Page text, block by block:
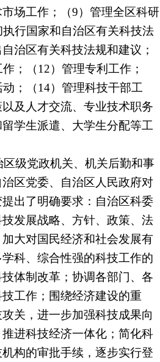
场工作；（9）管理全区科研
行国家和自治区有关科技法
治区有关科技法规和建议；
；（12）管理专利工作；
动；（14）管理科技干部工
及人才交流、专业技术职务
学生派遣、大学生分配等工
区级党政机关、机关后勤和事
区党委、自治区人民政府对
出了明确要求：自治区科委
发展战略、方针、政策、法
大对国民经济和社会发展有
科、综合性强的科技工作的
体制改革；协调各部门、各
工作；围绕经济建设的重
关，进一步加强科技成果向
进科技经济一体化；简化科
构的审批手续，逐步实行登